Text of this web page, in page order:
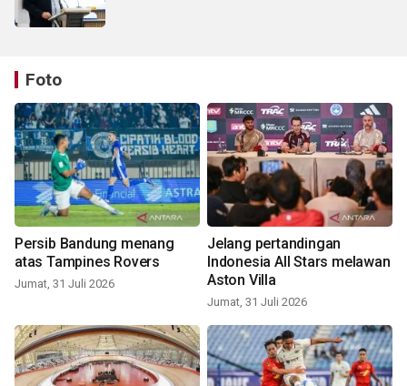
Foto
Persib Bandung menang
atas Tampines Rovers
Jumat, 31 Juli 2026
Jelang pertandingan
Indonesia All Stars melawan
Aston Villa
Jumat, 31 Juli 2026